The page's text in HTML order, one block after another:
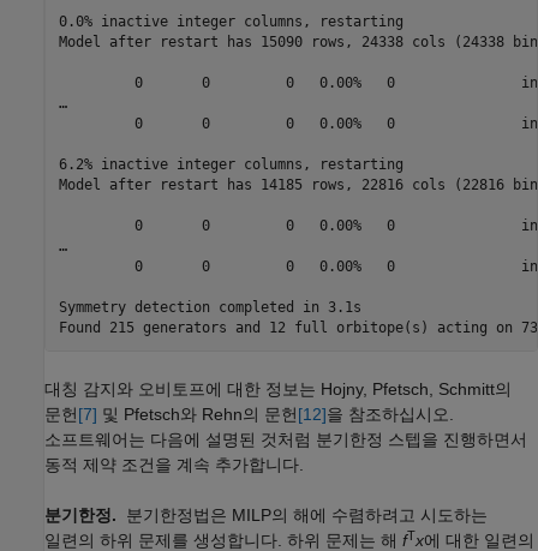
0.0% inactive integer columns, restarting
Model after restart has 15090 rows, 24338 cols (24338
0       0         0   0.00%   0
…
0       0         0   0.00%   0
6.2% inactive integer columns, restarting
Model after restart has 14185 rows, 22816 cols (22816
0       0         0   0.00%   0
…
0       0         0   0.00%   0
Symmetry detection completed in 3.1s
Found 215 generators and 12 full orbitope(s) acting on
대칭 감지와 오비토프에 대한 정보는 Hojny, Pfetsch, Schmitt의
문헌[7] 및 Pfetsch와 Rehn의 문헌[12]을 참조하십시오.
소프트웨어는 다음에 설명된 것처럼 분기한정 스텝을 진행하면서
동적 제약 조건을 계속 추가합니다.
분기한정. 분기한정법은 MILP의 해에 수렴하려고 시도하는
일련의 하위 문제를 생성합니다. 하위 문제는 해 fTx에 대한 일련의